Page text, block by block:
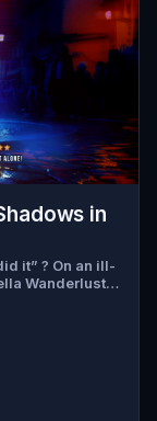
in
it” ? On an ill-
Wanderlust
was
Percy
tour
they strike